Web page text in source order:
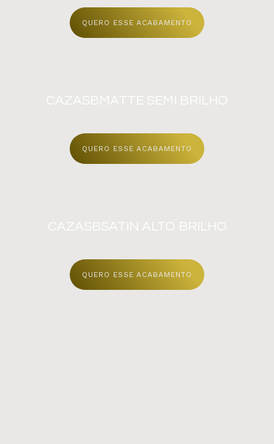
QUERO ESSE ACABAMENTO
CAZASBMATTE SEMI BRILHO
QUERO ESSE ACABAMENTO
CAZASBSATIN ALTO BRILHO
QUERO ESSE ACABAMENTO